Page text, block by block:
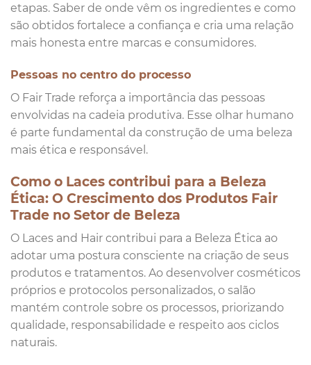
etapas. Saber de onde vêm os ingredientes e como
são obtidos fortalece a confiança e cria uma relação
mais honesta entre marcas e consumidores.
Pessoas no centro do processo
O Fair Trade reforça a importância das pessoas
envolvidas na cadeia produtiva. Esse olhar humano
é parte fundamental da construção de uma beleza
mais ética e responsável.
Como o Laces contribui para a Beleza
Ética: O Crescimento dos Produtos Fair
Trade no Setor de Beleza
O Laces and Hair contribui para a Beleza Ética ao
adotar uma postura consciente na criação de seus
produtos e tratamentos. Ao desenvolver cosméticos
próprios e protocolos personalizados, o salão
mantém controle sobre os processos, priorizando
qualidade, responsabilidade e respeito aos ciclos
naturais.